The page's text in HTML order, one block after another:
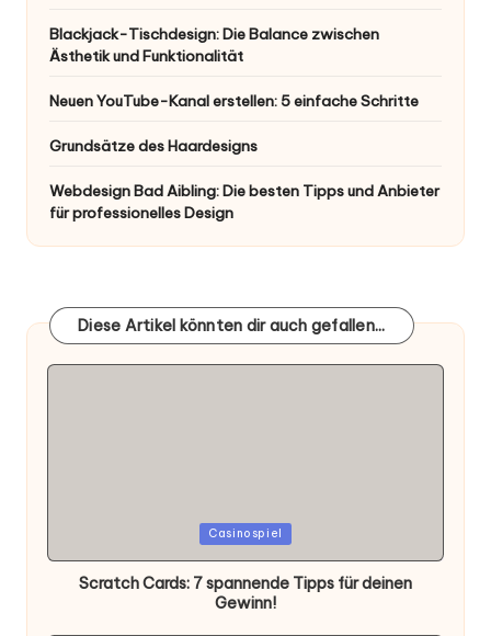
Blackjack-Tischdesign: Die Balance zwischen
Ästhetik und Funktionalität
Neuen YouTube-Kanal erstellen: 5 einfache Schritte
Grundsätze des Haardesigns
Webdesign Bad Aibling: Die besten Tipps und Anbieter
für professionelles Design
Diese Artikel könnten dir auch gefallen...
Casinospiel
Scratch Cards: 7 spannende Tipps für deinen
Gewinn!